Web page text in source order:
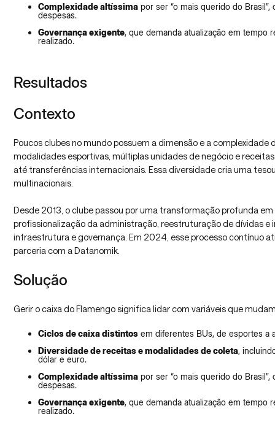
Complexidade altíssima por ser “o mais querido do
despesas.
Governança exigente, que demanda atualização em tempo
realizado.
Resultados
Contexto
Poucos clubes no mundo possuem a dimensão e a complexidade
modalidades esportivas, múltiplas unidades de negócio e
até transferências internacionais. Essa diversidade cria uma
multinacionais.
Desde 2013, o clube passou por uma transformação profunda
profissionalização da administração, reestruturação de dívidas
infraestrutura e governança. Em 2024, esse processo contínuo
parceria com a Datanomik.
Solução
Gerir o caixa do Flamengo significa lidar com variáveis que
Ciclos de caixa distintos em diferentes BUs, de esportes a
Diversidade de receitas e modalidades de coleta,
dólar e euro.
Complexidade altíssima por ser “o mais querido do
despesas.
Governança exigente, que demanda atualização em tempo
realizado.